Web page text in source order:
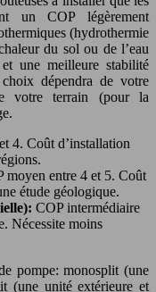
un COP légèrement
(hydrothermie
du sol ou de l’eau
une meilleure stabilité
dépendra de votre
votre terrain (pour la
4. Coût d’installation
moyen entre 4 et 5. Coût
étude géologique.
COP intermédiaire
Nécessite moins
pompe: monosplit (une
(une unité extérieure et